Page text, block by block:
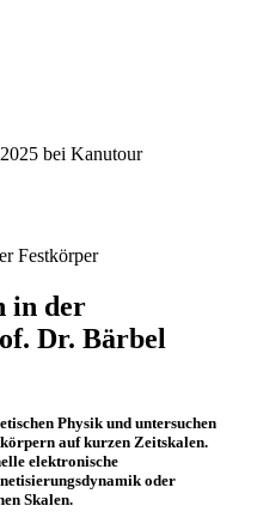
Festkörper
in der
Dr. Bärbel
Physik und untersuchen
auf kurzen Zeitskalen.
elektronische
oder
Skalen.